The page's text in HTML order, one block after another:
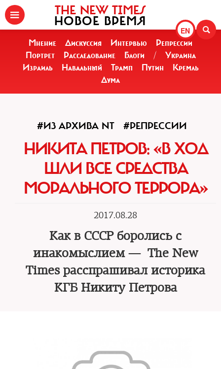
EN
THE NEW TIMES
НОВОЕ ВРЕМЯ
Мнение Дискуссия Интервью
Репрессии
Портрет
Расследование Блоги /
Украина
Израиль
Навальный Трамп Путин
Кремль
Дума
#ИЗ АРХИВА NT #РЕПРЕССИИ
НИКИТА ПЕТРОВ: «В ХОД
ШЛИ ВСЕ СРЕДСТВА
МОРАЛЬНОГО ТЕРРОРА»
2017.08.28
Как в СССР боролись с
инакомыслием — The New
Times расспрашивал историка
КГБ Никиту Петрова